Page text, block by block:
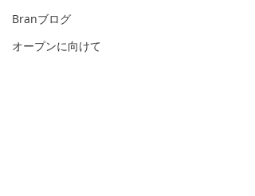
Branブログ
オープンに向けて